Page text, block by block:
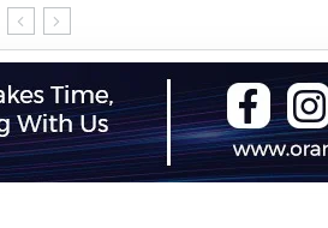
‘Thudakkam’